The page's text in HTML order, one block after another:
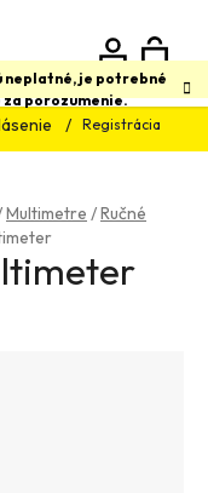
neplatné, je potrebné
porozumenie.
Registrácia
Hľadať
Multimetre /Ručné